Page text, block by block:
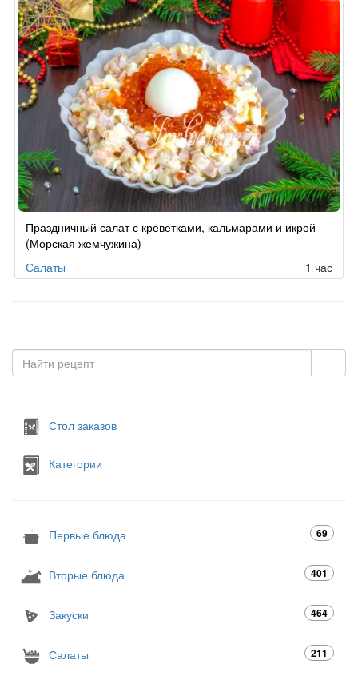
Праздничный салат с креветками, кальмарами и икрой
(Морская жемчужина)
Салаты
1 час
Стол заказов
Категории
Первые блюда 69
Вторые блюда 401
Закуски 464
Салаты 211